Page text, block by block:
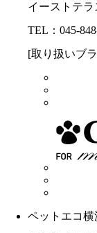
イーストテラ
TEL：045-
[取り扱いブ
ペットエコ